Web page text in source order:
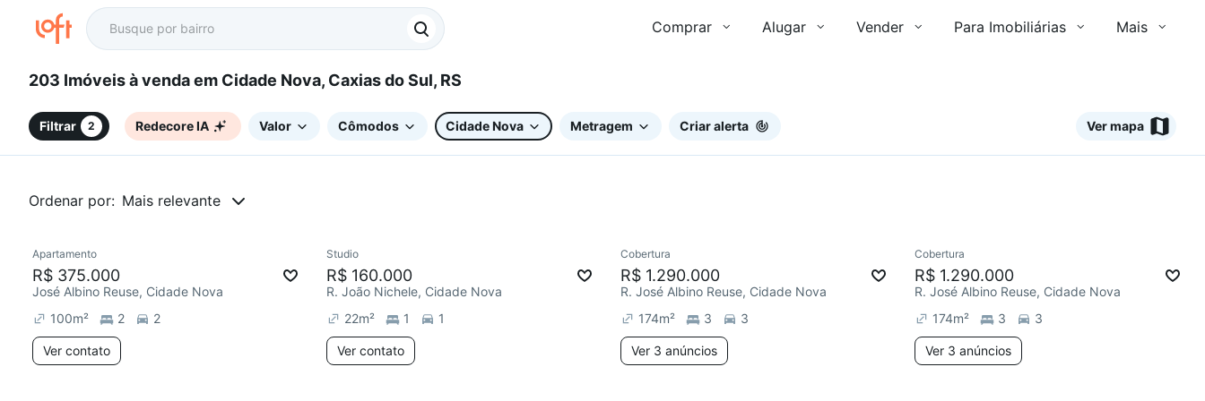
Comprar Alugar Vender Para Imobiliárias Mais
203 Imóveis à venda em Cidade Nova, Caxias do Sul, RS
Filtrar 2 Redecore IA Valor Cômodos Cidade Nova Metragem Criar alerta Ver mapa
Ordenar por: Mais relevante
Chegou este mês
Apartamento
R$ 375.000
José Albino Reuse, Cidade Nova
100m² 2 2
Ver contato
Studio
R$ 160.000
R. João Nichele, Cidade Nova
22m² 1 1
Ver contato
Redecorar
Cobertura
R$ 1.290.000
R. José Albino Reuse, Cidade Nova
174m² 3 3
Ver 3 anúncios
Redecorar
Cobertura
R$ 1.290.000
R. José Albino Reuse, Cidade Nova
174m² 3 3
Ver 3 anúncios